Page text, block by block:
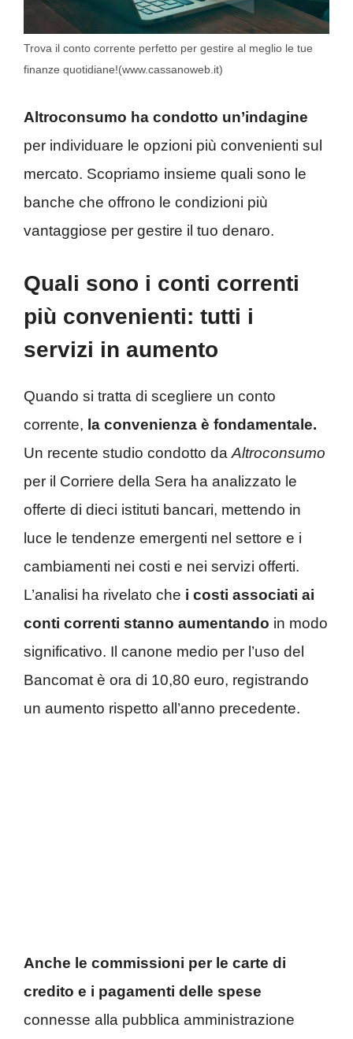
Trova il conto corrente perfetto per gestire al meglio le tue
finanze quotidiane!(www.cassanoweb.it)
Altroconsumo ha condotto un’indagine
per individuare le opzioni più convenienti sul
mercato. Scopriamo insieme quali sono le
banche che offrono le condizioni più
vantaggiose per gestire il tuo denaro.
Quali sono i conti correnti
più convenienti: tutti i
servizi in aumento
Quando si tratta di scegliere un conto
corrente, la convenienza è fondamentale.
Un recente studio condotto da Altroconsumo
per il Corriere della Sera ha analizzato le
offerte di dieci istituti bancari, mettendo in
luce le tendenze emergenti nel settore e i
cambiamenti nei costi e nei servizi offerti.
L’analisi ha rivelato che i costi associati ai
conti correnti stanno aumentando in modo
significativo. Il canone medio per l’uso del
Bancomat è ora di 10,80 euro, registrando
un aumento rispetto all’anno precedente.
Anche le commissioni per le carte di
credito e i pagamenti delle spese
connesse alla pubblica amministrazione